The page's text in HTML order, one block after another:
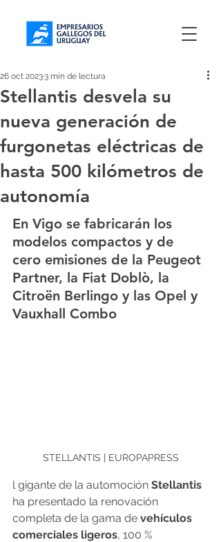
Stellantis desvela su
nueva generación de
furgonetas eléctricas de
hasta 500 kilómetros de
autonomía
26 oct 20233 min de lectura
En Vigo se fabricarán los
modelos compactos y de
cero emisiones de la Peugeot
Partner, la Fiat Doblò, la
Citroën Berlingo y las Opel y
Vauxhall Combo
STELLANTIS | EUROPAPRESS
l gigante de la automoción Stellantis
ha presentado la renovación
completa de la gama de vehículos
comerciales ligeros, 100 %